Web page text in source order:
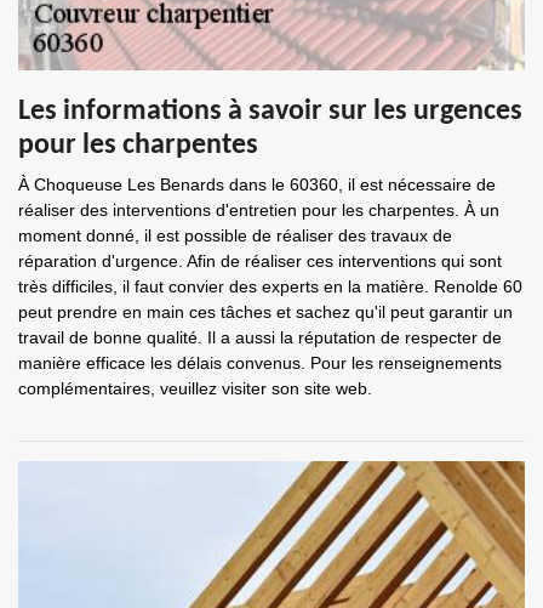
Les informations à savoir sur les urgences
pour les charpentes
À Choqueuse Les Benards dans le 60360, il est nécessaire de
réaliser des interventions d'entretien pour les charpentes. À un
moment donné, il est possible de réaliser des travaux de
réparation d'urgence. Afin de réaliser ces interventions qui sont
très difficiles, il faut convier des experts en la matière. Renolde 60
peut prendre en main ces tâches et sachez qu'il peut garantir un
travail de bonne qualité. Il a aussi la réputation de respecter de
manière efficace les délais convenus. Pour les renseignements
complémentaires, veuillez visiter son site web.